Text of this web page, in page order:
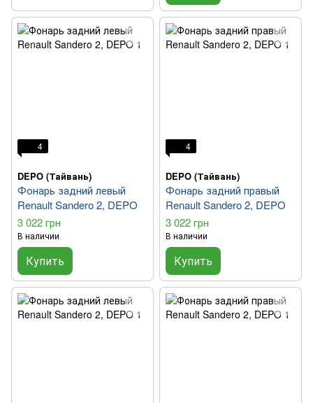
4
DEPO (Тайвань)
Фонарь задний левый
Renault Sandero 2, DEPO
3 022 грн
В наличии
Купить
4
DEPO (Тайвань)
Фонарь задний правый
Renault Sandero 2, DEPO
3 022 грн
В наличии
Купить